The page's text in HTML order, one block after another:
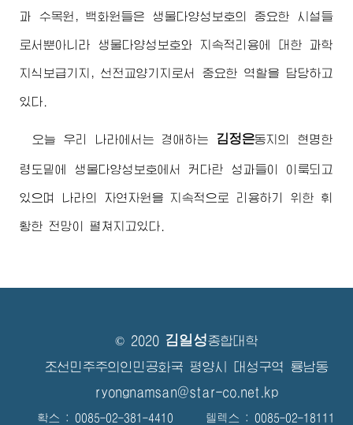
과 수목원, 백화원들은 생물다양성보호의 중요한 시설들
로서뿐아니라 생물다양성보호와 지속적리용에 대한 과학
지식보급기지, 선전교양기지로서 중요한 역할을 담당하고
있다.
오늘 우리 나라에서는 경애하는 김정은동지의 현명한
령도밑에 생물다양성보호에서 커다란 성과들이 이룩되고
있으며 나라의 자연자원을 지속적으로 리용하기 위한 휘
황한 전망이 펼쳐지고있다.
© 2020 김일성종합대학
조선민주주의인민공화국 평양시 대성구역 룡남동
ryongnamsan@star-co.net.kp
확스 : 0085-02-381-4410 텔렉스 : 0085-02-18111